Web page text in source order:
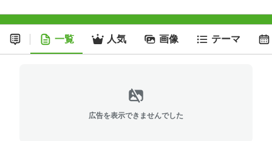
一覧 人気 画像 テーマ
広告を表示できませんでした